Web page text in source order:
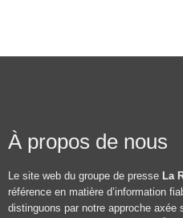
À propos de nous
Le site web du groupe de presse La
référence en matière d’information
distinguons par notre approche axée